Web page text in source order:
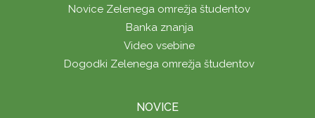
Novice Zelenega omrežja študentov
Banka znanja
Video vsebine
Dogodki Zelenega omrežja študentov
NOVICE